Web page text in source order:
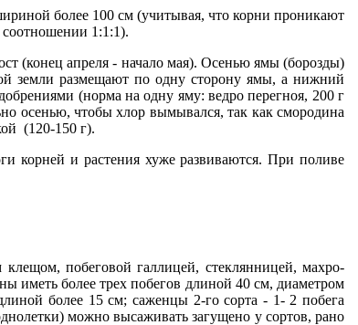
более 100 см (учитывая, что корни проникают
соотношении 1:1:1).
(конец апреля - начало мая). Осенью ямы (борозды)
земли размещают по одну сторону ямы, а нижний
(норма на одну яму: ведро перегноя, 200 г
осенью, чтобы хлор вы­мывался, так как смородина
(120-150 г).
корней и растения хуже развиваются. При поливе
побеговой галлицей, стеклянницей, махро­
иметь более трех побегов длиной 40 см, диамет­ром
более 15 см; саженцы 2-го сорта - 1- 2 побега
можно высажи­вать загущено у сортов, рано